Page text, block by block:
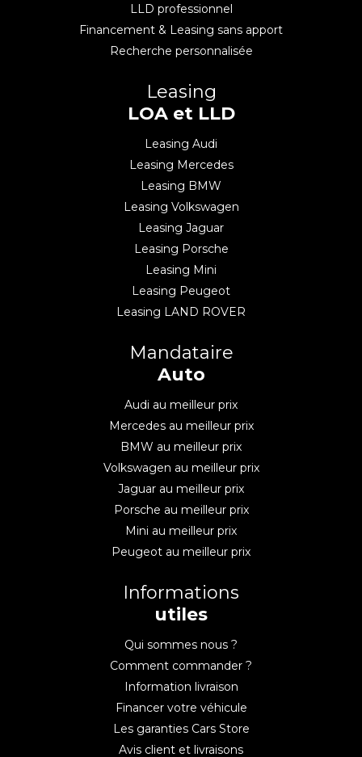
LLD professionnel
Financement & Leasing sans apport
Recherche personnalisée
Leasing
LOA et LLD
Leasing Audi
Leasing Mercedes
Leasing BMW
Leasing Volkswagen
Leasing Jaguar
Leasing Porsche
Leasing Mini
Leasing Peugeot
Leasing LAND ROVER
Mandataire
Auto
Audi au meilleur prix
Mercedes au meilleur prix
BMW au meilleur prix
Volkswagen au meilleur prix
Jaguar au meilleur prix
Porsche au meilleur prix
Mini au meilleur prix
Peugeot au meilleur prix
Informations
utiles
Qui sommes nous ?
Comment commander ?
Information livraison
Financer votre véhicule
Les garanties Cars Store
Avis client et livraisons